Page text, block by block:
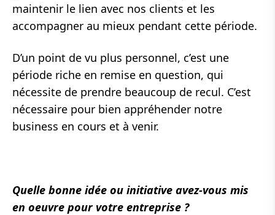
maintenir le lien avec nos clients et les
accompagner au mieux pendant cette période.
D’un point de vu plus personnel, c’est une
période riche en remise en question, qui
nécessite de prendre beaucoup de recul. C’est
nécessaire pour bien appréhender notre
business en cours et à venir.
Quelle bonne idée ou initiative avez-vous mis
en oeuvre pour votre entreprise ?